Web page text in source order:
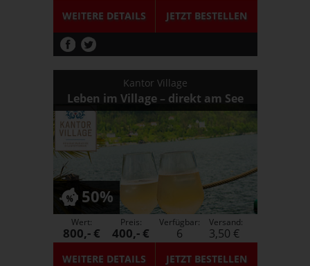
WEITERE DETAILS JETZTBESTELLEN
Kantor Village
Leben im Village – direkt am See
50%
WEITERE DETAILS JETZTBESTELLEN
Wert:
800,- €
Preis:
400,- €
Verfügbar:
6
Versand:
3,50 €